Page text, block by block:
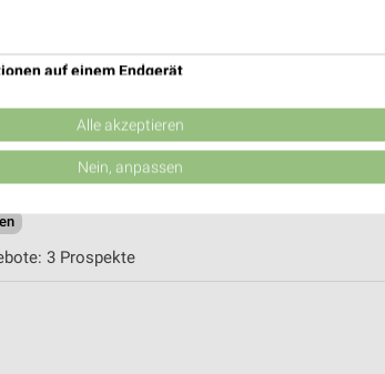
3 Prospekte
3 Prospekte
auf einem Endgerät
von Werbeanzeigen
Werbung
von Inhalten
Alle akzeptieren
Nein, anpassen